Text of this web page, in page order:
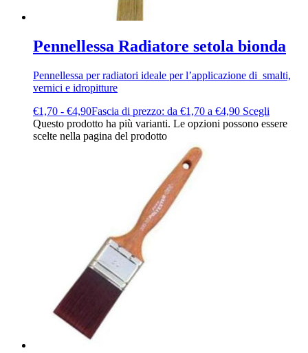
Pennellessa Radiatore setola bionda
Pennellessa per radiatori ideale per l’applicazione di smalti,
vernici e idropitture
€1,70 - €4,90Fascia di prezzo: da €1,70 a €4,90 Scegli
Questo prodotto ha più varianti. Le opzioni possono essere
scelte nella pagina del prodotto